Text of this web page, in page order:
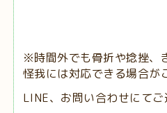
※時間外でも骨折や捻挫、
怪我には対応できる場合が
LINE、お問い合わせにてご